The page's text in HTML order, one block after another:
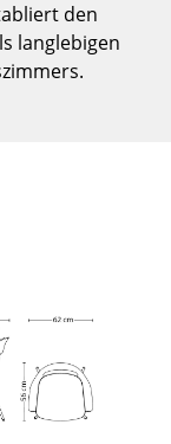
den
langlebigen